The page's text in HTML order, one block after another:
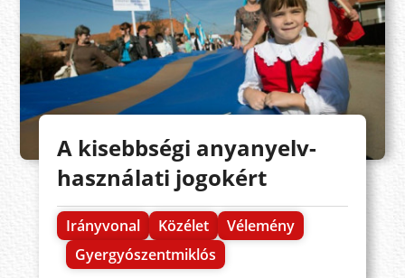
A kisebbségi anyanyelv-
használati jogokért
Irányvonal Közélet
Vélemény
Gyergyószentmiklós